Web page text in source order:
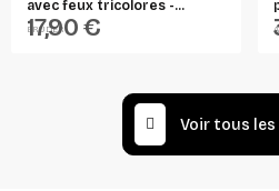
avec feux tricolores -...
BRUDER
17,90 €
Voir tous